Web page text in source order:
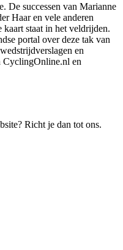
De successen van Marianne
Haar en vele anderen
staat in het veldrijden.
portal over deze tak van
en
CyclingOnline.nl en
Richt je dan tot ons.